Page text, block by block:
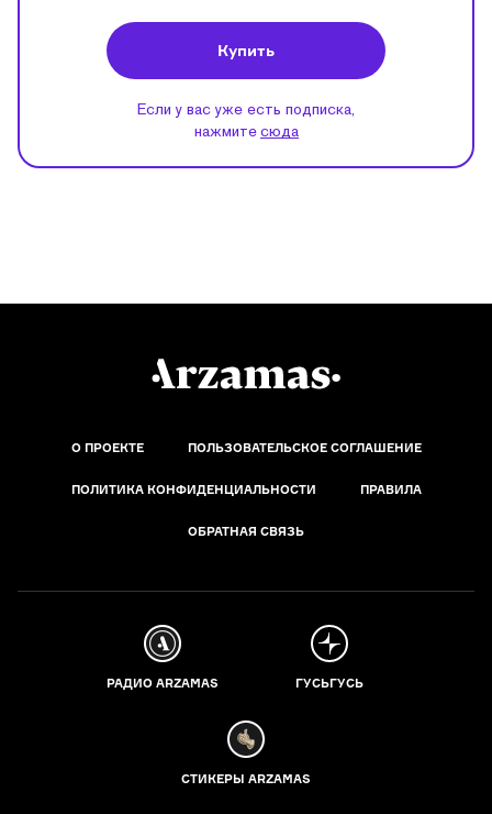
Купить
Если у вас уже есть подписка,
нажмите сюда
О ПРОЕКТЕ ПОЛЬЗОВАТЕЛЬСКОЕ СОГЛАШЕНИЕ
ПОЛИТИКА КОНФИДЕНЦИАЛЬНОСТИ ПРАВИЛА
ОБРАТНАЯ СВЯЗЬ
РАДИО ARZAMAS ГУСЬГУСЬ
СТИКЕРЫ ARZAMAS